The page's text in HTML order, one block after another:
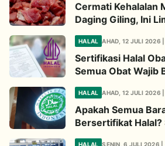
Cermati Kehalalan
Daging Giling, Ini
Wajib Diperhatikan
HALAL AHAD, 12 JULI 2026
Sertifikasi Halal
Semua Obat Wajib
Begini
HALAL AHAD, 12 JULI 2026 |
Apakah Semua
Bersertifikat Halal?
Ini
HALAL SENIN, 6 JULI 2026